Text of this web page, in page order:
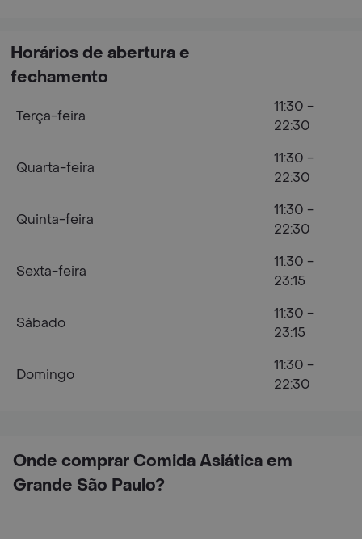
Onde comprar Comida Asiática em
Grande São Paulo?
Horários de abertura e
fechamento
Terça-feira
11:30 -
22:30
Quarta-feira
11:30 -
22:30
Quinta-feira
11:30 -
22:30
Sexta-feira
11:30 -
23:15
Sábado
11:30 -
23:15
Domingo
11:30 -
22:30